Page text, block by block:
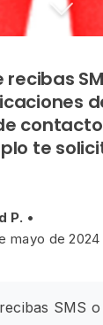
recibas
te
P. •
mayo de 2024
SMS o